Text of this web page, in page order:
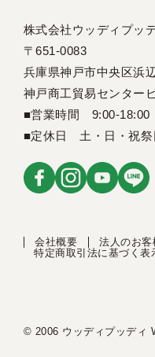
株式会社ウッディプッ
〒651-0083
兵庫県神戸市中央区浜
神戸商工貿易センター
■営業時間 9:00-18:00
■定休日 土・日・祝祭
会社概要
法人のお客
特定商取引法に基づく表
© 2006 ウッディプッディ